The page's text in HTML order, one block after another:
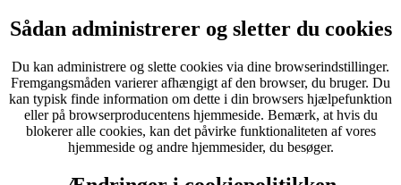
Sådan administrerer og sletter du cookies
Du kan administrere og slette cookies via dine browserindstillinger.
Fremgangsmåden varierer afhængigt af den browser, du bruger. Du
kan typisk finde information om dette i din browsers hjælpefunktion
eller på browserproducentens hjemmeside. Bemærk, at hvis du
blokerer alle cookies, kan det påvirke funktionaliteten af vores
hjemmeside og andre hjemmesider, du besøger.